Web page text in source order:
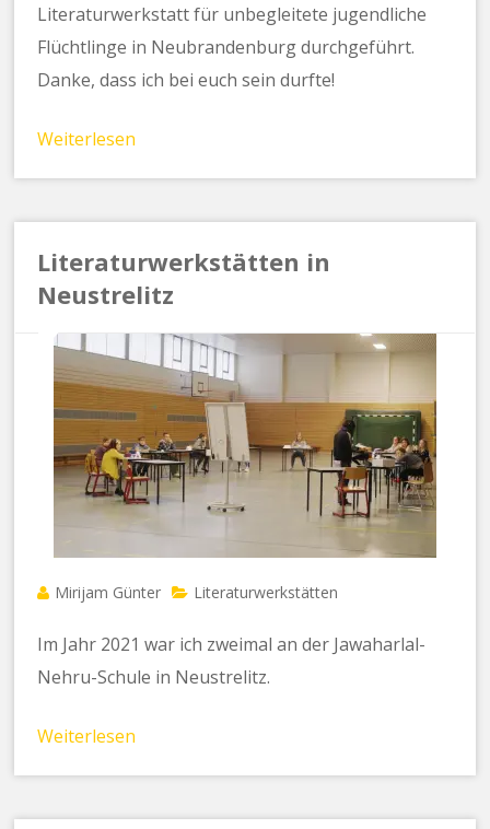
Literaturwerkstatt für unbegleitete jugendliche
Flüchtlinge in Neubrandenburg durchgeführt.
Danke, dass ich bei euch sein durfte!
Weiterlesen
Literaturwerkstätten in
Neustrelitz
Mirijam Günter Literaturwerkstätten
Im Jahr 2021 war ich zweimal an der Jawaharlal-
Nehru-Schule in Neustrelitz.
Weiterlesen